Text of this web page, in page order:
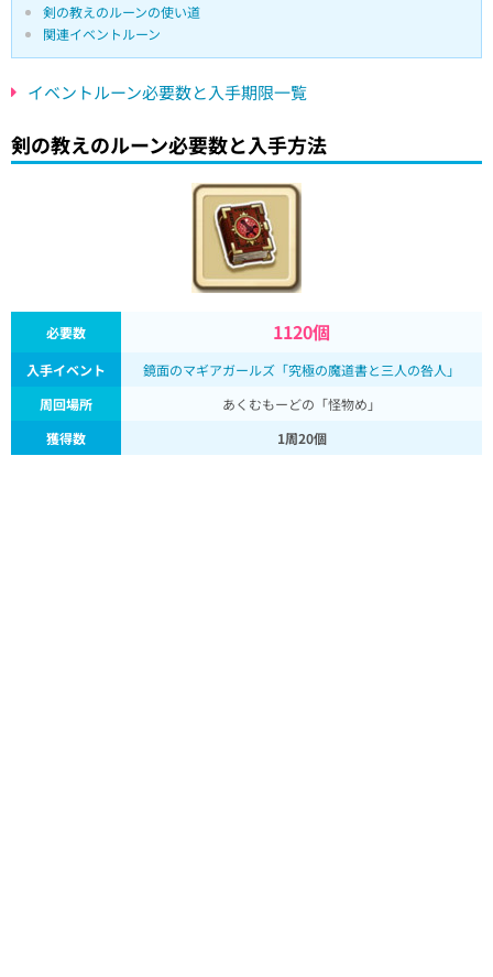
剣の教えのルーンの使い道
関連イベントルーン
イベントルーン必要数と入手期限一覧
剣の教えのルーン必要数と入手方法
必要数 1120個
入手イベント
鏡面のマギアガールズ「究極の魔道書と三人の咎人」
周回場所
あくむもーどの「怪物め」
獲得数
1周20個